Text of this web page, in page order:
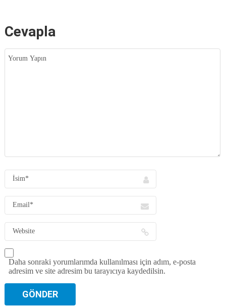
Cevapla
Daha sonraki yorumlarımda kullanılması için adım, e-posta
adresim ve site adresim bu tarayıcıya kaydedilsin.